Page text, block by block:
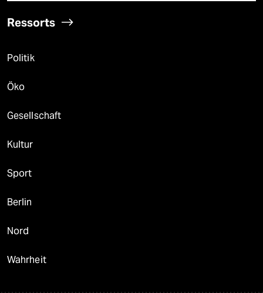
Ressorts
Politik
Öko
Gesellschaft
Kultur
Sport
Berlin
Nord
Wahrheit